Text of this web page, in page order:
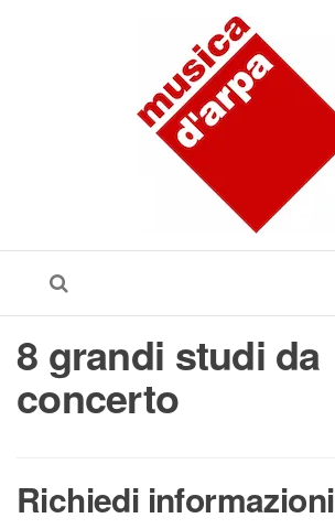
8 grandi studi da
concerto
Richiedi informazioni